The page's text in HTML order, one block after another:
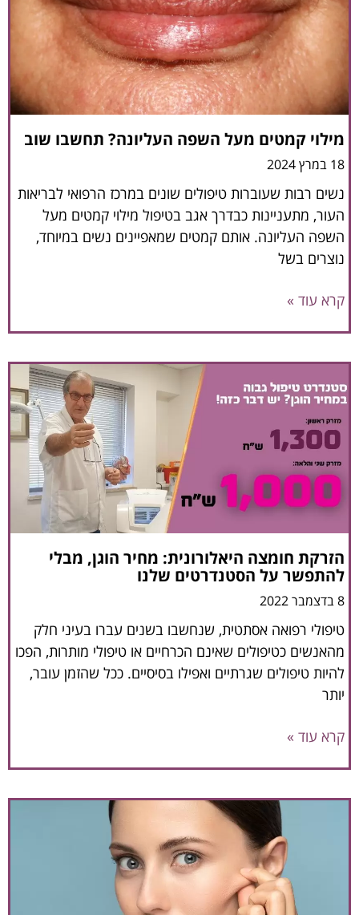
מילוי קמטים מעל השפה העליונה? תחשבו שוב
18 במרץ 2024
נשים רבות שעוברות טיפולים שונים במרכז הרפואי לבריאות
העור, מתעניינות כבדרך אגב בטיפול מילוי קמטים מעל
השפה העליונה. אותם קמטים שמאפיינים נשים במיוחד,
נוצרים בשל
קרא עוד »
הזרקת חומצה היאלורונית: מחיר הוגן, מבלי
להתפשר על הסטנדרטים שלנו
8 בדצמבר 2022
טיפולי רפואה אסתטית, שנחשבו בשנים עברו בעיני חלק
מהאנשים כטיפולים שאינם הכרחיים או טיפולי מותרות, הפכו
להיות טיפולים שגרתיים ואפילו בסיסיים. ככל שהזמן עובר,
יותר
קרא עוד »